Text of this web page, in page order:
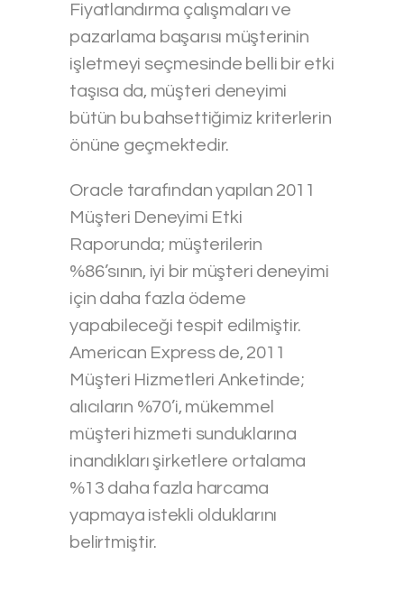
Fiyatlandırma çalışmaları ve
pazarlama başarısı müşterinin
işletmeyi seçmesinde belli bir etki
taşısa da, müşteri deneyimi
bütün bu bahsettiğimiz kriterlerin
önüne geçmektedir.
Oracle tarafından yapılan 2011
Müşteri Deneyimi Etki
Raporunda; müşterilerin
%86’sının, iyi bir müşteri deneyimi
için daha fazla ödeme
yapabileceği tespit edilmiştir.
American Express de, 2011
Müşteri Hizmetleri Anketinde;
alıcıların %70’i, mükemmel
müşteri hizmeti sunduklarına
inandıkları şirketlere ortalama
%13 daha fazla harcama
yapmaya istekli olduklarını
belirtmiştir.